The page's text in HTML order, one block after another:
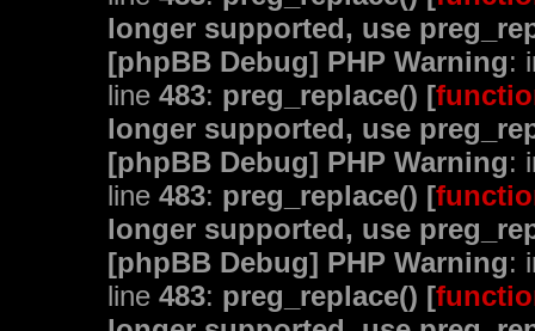
longer supported, use
[phpBB Debug] PHP Warning:
line 483: preg_replace() [
longer supported, use
[phpBB Debug] PHP Warning:
line 483: preg_replace() [
longer supported, use
[phpBB Debug] PHP Warning:
line 483: preg_replace() [